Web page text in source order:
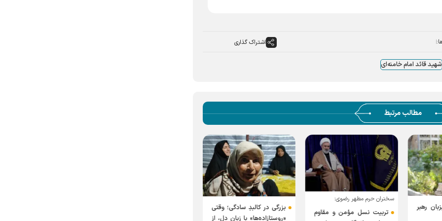
اشتراک گذاری
شهید قائد امام خامنه‌ای
مطالب مرتبط
رهبر
سخنران حرم مطهر رضوی:
تربیت نسل مؤمن و مقاوم
بزرگی در کالبدِ سادگی؛ وقتی
«روستازاده‌ها» با زبانِ دل، از